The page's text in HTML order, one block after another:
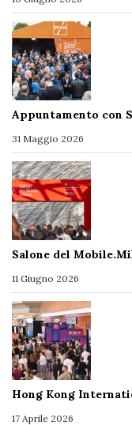
Appuntamento con
31 Maggio 2026
Salone del
11 Giugno 2026
Hong Kong
17 Aprile 2026